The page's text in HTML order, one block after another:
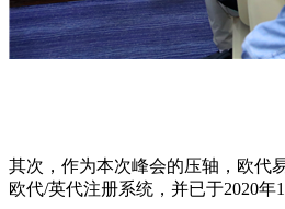
其次，作为本次峰会的压轴，欧代
欧代/英代注册系统，并已于2020年